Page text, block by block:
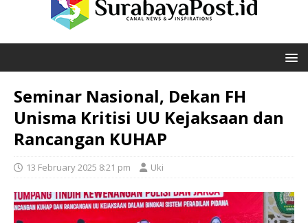
Seminar Nasional, Dekan FH
Unisma Kritisi UU Kejaksaan dan
Rancangan KUHAP
13 February 2025 8:21 pm Uki